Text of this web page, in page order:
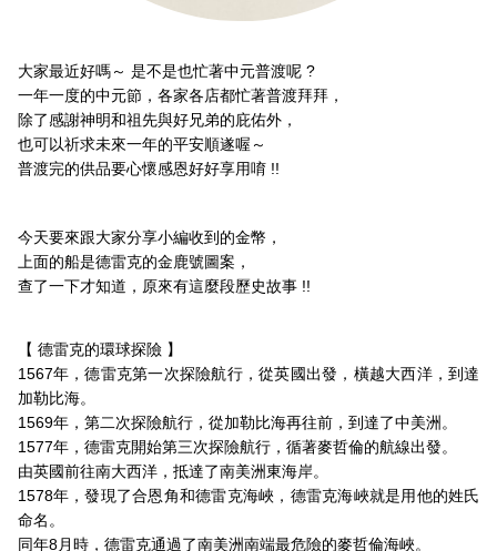
大家最近好嗎～ 是不是也忙著中元普渡呢 ?
一年一度的中元節，各家各店都忙著普渡拜拜，
除了感謝神明和祖先與好兄弟的庇佑外，
也可以祈求未來一年的平安順遂喔～
普渡完的供品要心懷感恩好好享用唷 !!
今天要來跟大家分享小編收到的金幣，
上面的船是德雷克的金鹿號圖案，
查了一下才知道，原來有這麼段歷史故事 !!
【 德雷克的環球探險 】
1567年，德雷克第一次探險航行，從英國出發，橫越大西洋，到達
加勒比海。
1569年，第二次探險航行，從加勒比海再往前，到達了中美洲。
1577年，德雷克開始第三次探險航行，循著麥哲倫的航線出發。
由英國前往南大西洋，抵達了南美洲東海岸。
1578年，發現了合恩角和德雷克海峽，德雷克海峽就是用他的姓氏
命名。
同年8月時，德雷克通過了南美洲南端最危險的麥哲倫海峽。